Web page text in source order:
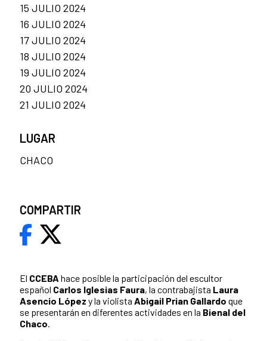
El CCEBA hace posible la participación del escultor
español Carlos Iglesias Faura, la contrabajista Laura
Asencio López y la violista Abigail Prian Gallardo que
se presentarán en diferentes actividades en la Bienal del
Chaco
15 JULIO 2024
16 JULIO 2024
17 JULIO 2024
18 JULIO 2024
19 JULIO 2024
20 JULIO 2024
21 JULIO 2024
LUGAR
CHACO
COMPARTIR